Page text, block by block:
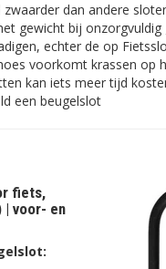
zwaarder dan andere
gewicht bij
echter de op
voorkomt krassen op
kan iets meer tijd
een beugelslot
fiets,
| voor- en